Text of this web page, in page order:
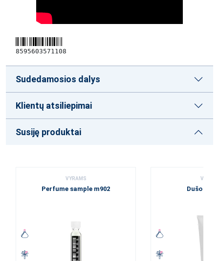
8595603571108
Sudedamosios dalys
Klientų atsiliepimai
Susiję produktai
VYRAMS
Perfume sample m902 Dušo želė